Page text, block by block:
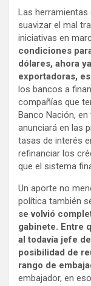
Las herramientas
suavizar el mal
iniciativas en
condiciones
dólares, ahora
exportadoras,
los bancos a
compañías que
Banco Nación,
anunciará en las
tasas de interés
refinanciar los
que el sistema
Un aporte no
política también
se volvió
gabinete. Entre
al todavía jefe
posibilidad de
rango de
embajador, en